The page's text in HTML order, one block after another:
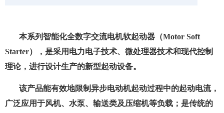
本系列智能化全数字交流电机软起动器（Motor Soft
Starter），是采用电力电子技术、微处理器技术和现代控制
理论，进行设计生产的新型起动设备。
该产品能有效地限制异步电动机起动过程中的起动电流，
广泛应用于风机、水泵、输送类及压缩机等负载；是传统的